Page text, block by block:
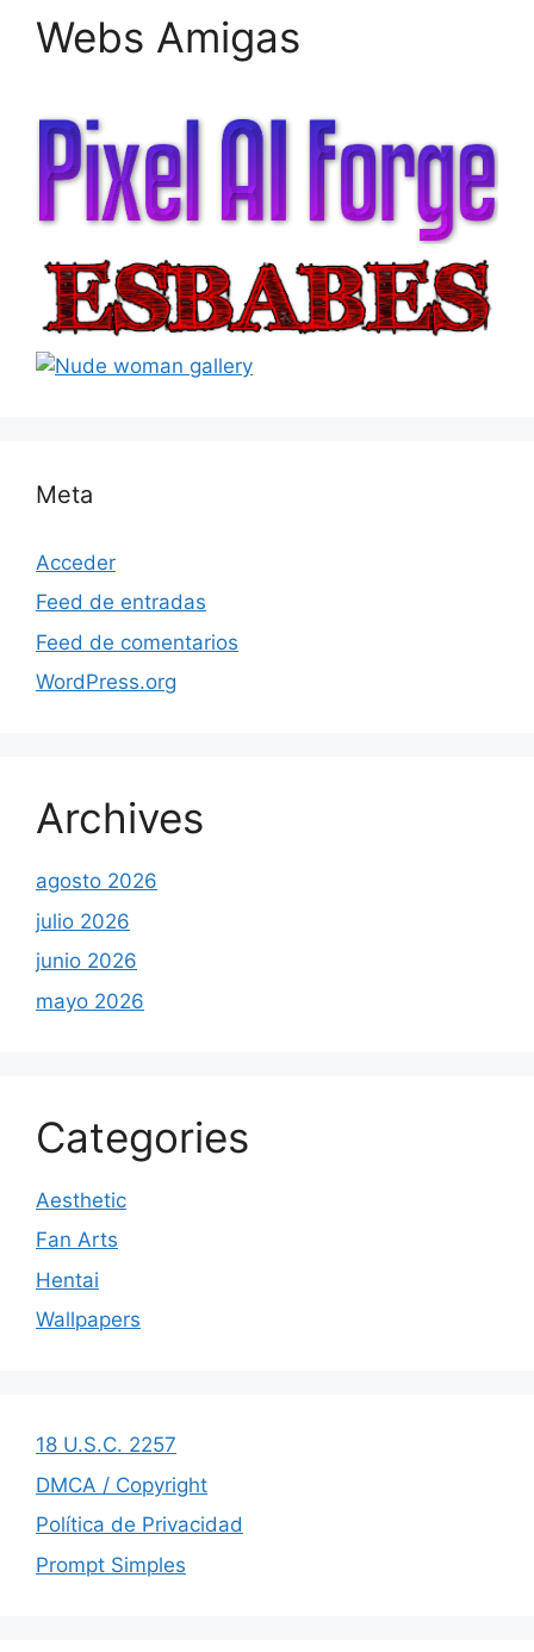
Webs Amigas
Meta
Acceder
Feed de entradas
Feed de comentarios
WordPress.org
Archives
agosto 2026
julio 2026
junio 2026
mayo 2026
Categories
Aesthetic
Fan Arts
Hentai
Wallpapers
18 U.S.C. 2257
DMCA / Copyright
Política de Privacidad
Prompt Simples